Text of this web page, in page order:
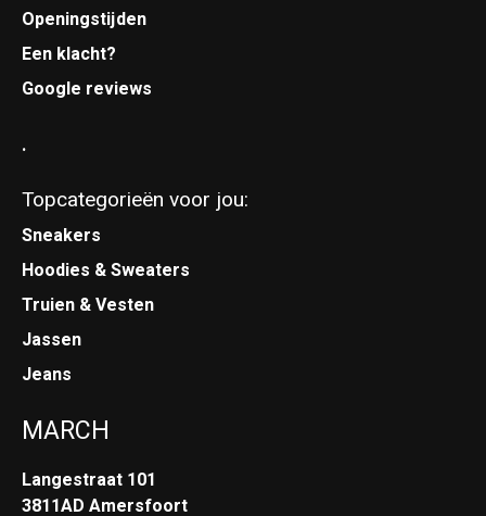
Openingstijden
Een klacht?
Google reviews
.
Topcategorieën voor jou:
Sneakers
Hoodies & Sweaters
Truien & Vesten
Jassen
Jeans
MARCH
Langestraat 101
3811AD Amersfoort